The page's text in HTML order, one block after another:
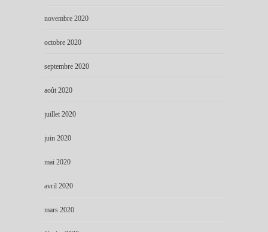
novembre 2020
octobre 2020
septembre 2020
août 2020
juillet 2020
juin 2020
mai 2020
avril 2020
mars 2020